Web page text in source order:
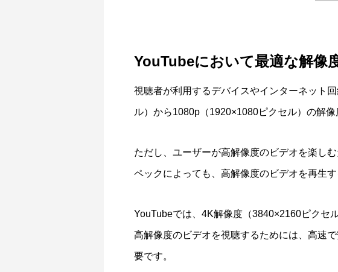
YouTubeにおいて最適な解像
視聴者が利用するデバイスやインターネット
ル）から1080p（1920×1080ピクセル）の解
ただし、ユーザーが高解像度のビデオを楽し
ペックによっても、高解像度のビデオを再生
YouTubeでは、4K解像度（3840×2160ピクセ
高解像度のビデオを視聴するためには、高速
要です。